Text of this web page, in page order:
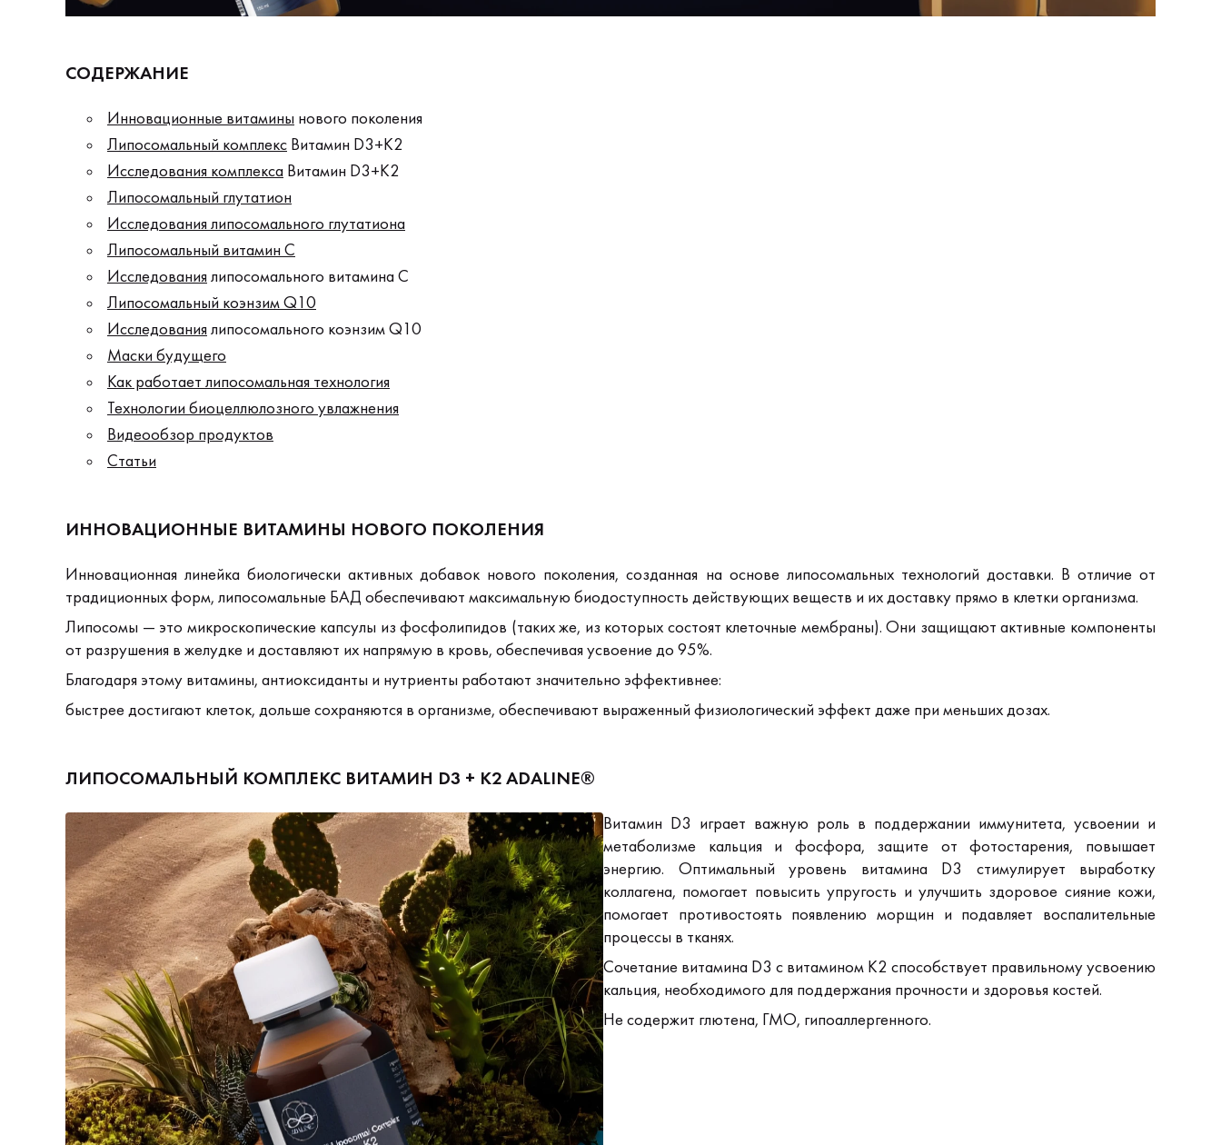
СОДЕРЖАНИЕ
Инновационные витамины нового поколения
Липосомальный комплекс Витамин D3+К2
Исследования комплекса Витамин D3+К2
Липосомальный глутатион
Исследования липосомального глутатиона
Липосомальный витамин С
Исследования липосомального витамина С
Липосомальный коэнзим Q10
Исследования липосомального коэнзим Q10
Маски будущего
Как работает липосомальная технология
Технологии биоцеллюлозного увлажнения
Видеообзор продуктов
Статьи
ИННОВАЦИОННЫЕ ВИТАМИНЫ НОВОГО ПОКОЛЕНИЯ
Инновационная линейка биологически активных добавок нового поколения, созданная на основе липосомальных технологий доставки. В отличие от
традиционных форм, липосомальные БАД обеспечивают максимальную биодоступность действующих веществ и их доставку прямо в клетки организма.
Липосомы — это микроскопические капсулы из фосфолипидов (таких же, из которых состоят клеточные мембраны). Они защищают активные компоненты
от разрушения в желудке и доставляют их напрямую в кровь, обеспечивая усвоение до 95%.
Благодаря этому витамины, антиоксиданты и нутриенты работают значительно эффективнее:
быстрее достигают клеток, дольше сохраняются в организме, обеспечивают выраженный физиологический эффект даже при меньших дозах.
ЛИПОСОМАЛЬНЫЙ КОМПЛЕКС ВИТАМИН D3 + K2 ADALINE®
Витамин D3 играет важную роль в поддержании иммунитета, усвоении и
метаболизме кальция и фосфора, защите от фотостарения, повышает
энергию. Оптимальный уровень витамина D3 стимулирует выработку
коллагена, помогает повысить упругость и улучшить здоровое сияние кожи,
помогает противостоять появлению морщин и подавляет воспалительные
процессы в тканях.
Сочетание витамина D3 с витамином K2 способствует правильному усвоению
кальция, необходимого для поддержания прочности и здоровья костей.
Не содержит глютена, ГМО, гипоаллергенного.